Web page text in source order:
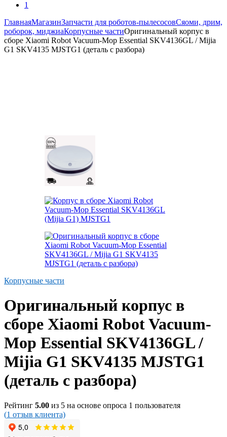
1
ГлавнаяМагазинЗапчасти для роботов-пылесосовСяоми, дрим,
роборок, миджиаКорпусные частиОригинальный корпус в
сборе Xiaomi Robot Vacuum-Mop Essential SKV4136GL / Mijia
G1 SKV4135 MJSTG1 (деталь с разбора)
Корпусные части
Оригинальный корпус в
сборе Xiaomi Robot Vacuum-
Mop Essential SKV4136GL /
Mijia G1 SKV4135 MJSTG1
(деталь с разбора)
Рейтинг 5.00 из 5 на основе опроса 1 пользователя
(1 отзыв клиента)